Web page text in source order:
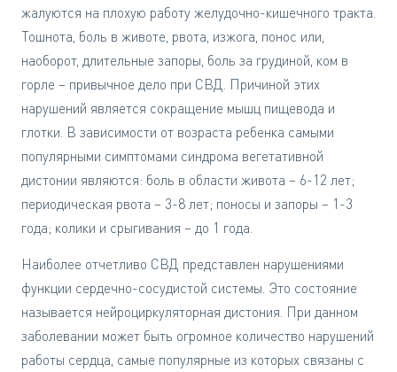
жалуются на плохую работу желудочно-кишечного тракта.
Тошнота, боль в животе, рвота, изжога, понос или,
наоборот, длительные запоры, боль за грудиной, ком в
горле – привычное дело при СВД. Причиной этих
нарушений является сокращение мышц пищевода и
глотки. В зависимости от возраста ребенка самыми
популярными симптомами синдрома вегетативной
дистонии являются: боль в области живота – 6-12 лет;
периодическая рвота – 3-8 лет; поносы и запоры – 1-3
года; колики и срыгивания – до 1 года.
Наиболее отчетливо СВД представлен нарушениями
функции сердечно-сосудистой системы. Это состояние
называется нейроциркуляторная дистония. При данном
заболевании может быть огромное количество нарушений
работы сердца, самые популярные из которых связаны с